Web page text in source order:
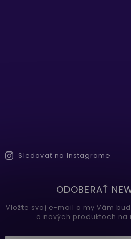
Sledovať na Instagrame
ODOBERAŤ
Vložte svoj e-mail a my Vám
o nových produktoch